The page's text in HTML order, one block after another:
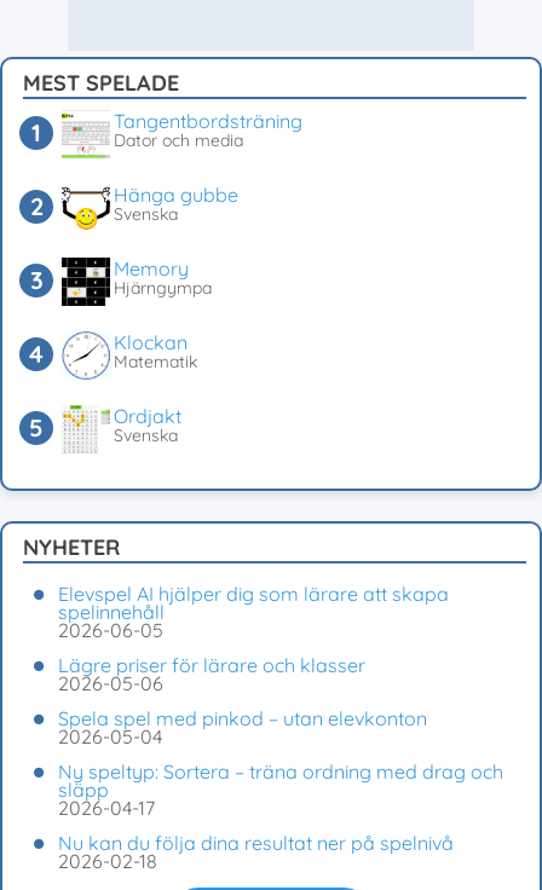
MEST SPELADE
Tangentbordsträning
Dator och media
Hänga gubbe
Svenska
Memory
Hjärngympa
Klockan
Matematik
Ordjakt
Svenska
NYHETER
Elevspel AI hjälper dig som lärare att skapa
spelinnehåll
2026-06-05
Lägre priser för lärare och klasser
2026-05-06
Spela spel med pinkod – utan elevkonton
2026-05-04
Ny speltyp: Sortera – träna ordning med drag och
släpp
2026-04-17
Nu kan du följa dina resultat ner på spelnivå
2026-02-18